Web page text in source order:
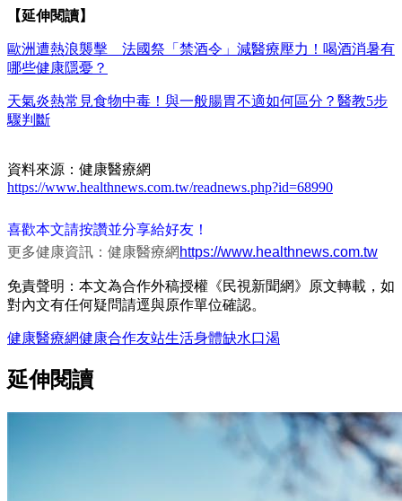
【延伸閱讀】
歐洲遭熱浪襲擊 法國祭「禁酒令」減醫療壓力！喝酒消暑有
哪些健康隱憂？
天氣炎熱常見食物中毒！與一般腸胃不適如何區分？醫教5步
驟判斷
資料來源：健康醫療網
https://www.healthnews.com.tw/readnews.php?id=68990
喜歡本文請按讚並分享給好友！
更多健康資訊：健康醫療網 https://www.healthnews.com.tw
免責聲明：本文為合作外稿授權《民視新聞網》原文轉載，如
對內文有任何疑問請逕與原作單位確認。
健康醫療網健康合作友站生活身體缺水口渴
延伸閱讀